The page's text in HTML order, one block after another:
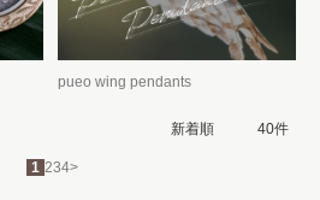
pueo wing pendants
1 234>